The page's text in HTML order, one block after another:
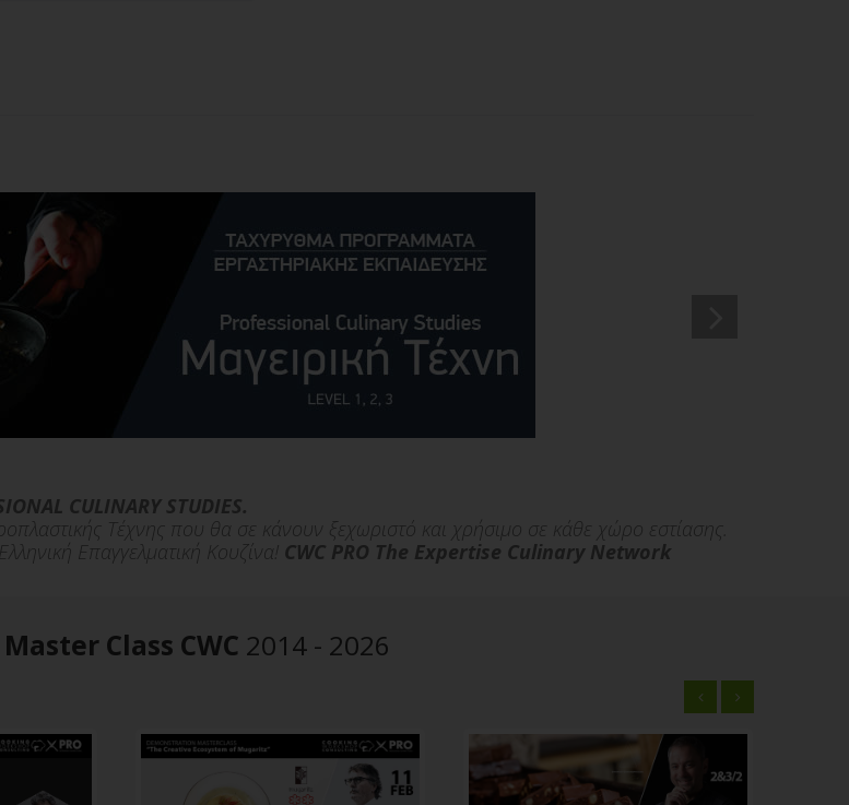
CULINARY STUDIES.
Τέχνης που θα σε κάνουν ξεχωριστό και χρήσιμο σε κάθε χώρο εστίασης.
Επαγγελματική Κουζίνα! CWC PRO The Expertise Culinary Network
Master Class CWC 2014 - 2026